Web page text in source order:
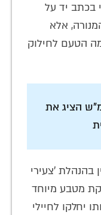
בכתב יד על
אלא
הטעם לחילוק
הציג את
בהנהלת 'צעירי
מטבע מיוחד
יחלקו לחיילי